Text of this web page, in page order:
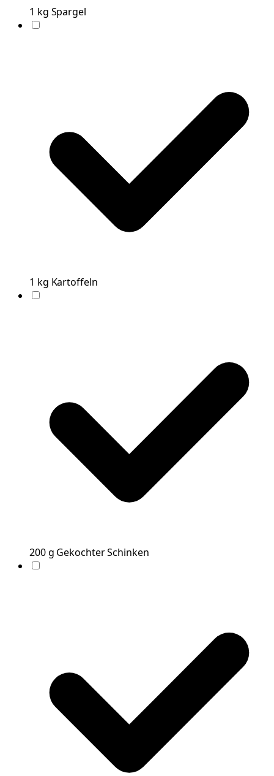
1 kg Spargel
1 kg Kartoffeln
200g Gekochter Schinken